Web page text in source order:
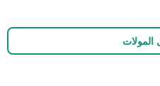
النخيل مول
3